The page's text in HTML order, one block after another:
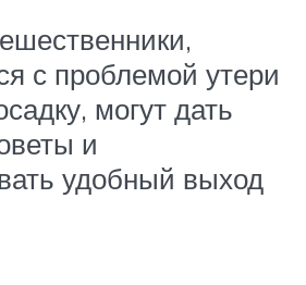
с проблемой утери
могут дать
и
удобный выход